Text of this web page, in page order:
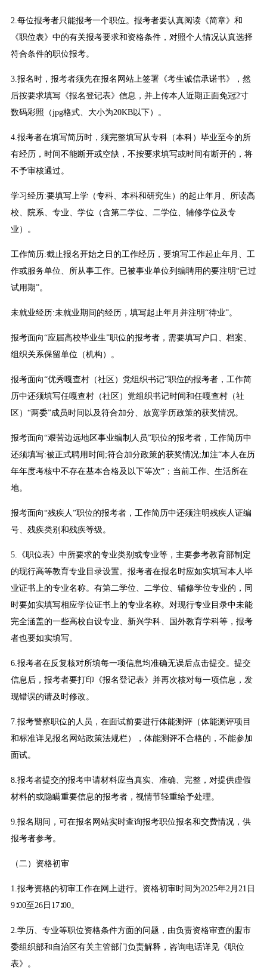
2.每位报考者只能报考一个职位。报考者要认真阅读《简章》和
《职位表》中的有关报考要求和资格条件，对照个人情况认真选择
符合条件的职位报考。
3.报名时，报考者须先在报名网站上签署《考生诚信承诺书》，然
后按要求填写《报名登记表》信息，并上传本人近期正面免冠2寸
数码彩照（jpg格式、大小为20KB以下）。
4.报考者在填写简历时，须完整填写从专科（本科）毕业至今的所
有经历，时间不能断开或空缺，不按要求填写或时间有断开的，将
不予审核通过。
学习经历:要填写上学（专科、本科和研究生）的起止年月、所读高
校、院系、专业、学位（含第二学位、二学位、辅修学位及专
业）。
工作简历:截止报名开始之日的工作经历，要填写工作起止年月、工
作或服务单位、所从事工作。已被事业单位列编聘用的要注明“已过
试用期”。
未就业经历:未就业期间的经历，填写起止年月并注明“待业”。
报考面向“应届高校毕业生”职位的报考者，需要填写户口、档案、
组织关系保留单位（机构）。
报考面向“优秀嘎查村（社区）党组织书记”职位的报考者，工作简
历中还须填写任嘎查村（社区）党组织书记时间和任嘎查村（社
区）“两委”成员时间以及符合加分、放宽学历政策的获奖情况。
报考面向“艰苦边远地区事业编制人员”职位的报考者，工作简历中
还须填写:被正式聘用时间;符合加分政策的获奖情况;加注“本人在历
年年度考核中不存在基本合格及以下等次”；当前工作、生活所在
地。
报考面向“残疾人”职位的报考者，工作简历中还须注明残疾人证编
号、残疾类别和残疾等级。
5.《职位表》中所要求的专业类别或专业等，主要参考教育部制定
的现行高等教育专业目录设置。报考者在报名时应如实填写本人毕
业证书上的专业名称。有第二学位、二学位、辅修学位专业的，同
时要如实填写相应学位证书上的专业名称。对现行专业目录中未能
完全涵盖的一些高校自设专业、新兴学科、国外教育学科等，报考
者也要如实填写。
6.报考者在反复核对所填每一项信息均准确无误后点击提交。提交
信息后，报考者要打印《报名登记表》并再次核对每一项信息，发
现错误的请及时修改。
7.报考警察职位的人员，在面试前要进行体能测评（体能测评项目
和标准详见报名网站政策法规栏），体能测评不合格的，不能参加
面试。
8.报考者提交的报考申请材料应当真实、准确、完整，对提供虚假
材料的或隐瞒重要信息的报考者，视情节轻重给予处理。
9.报名期间，可在报名网站实时查询报考职位报名和交费情况，供
报考者参考。
（二）资格初审
1.报考资格的初审工作在网上进行。资格初审时间为2025年2月21日
9∶00至26日17∶00。
2.学历、专业等职位资格条件方面的问题，由负责资格审查的盟市
委组织部和自治区有关主管部门负责解释，咨询电话详见《职位
表》。